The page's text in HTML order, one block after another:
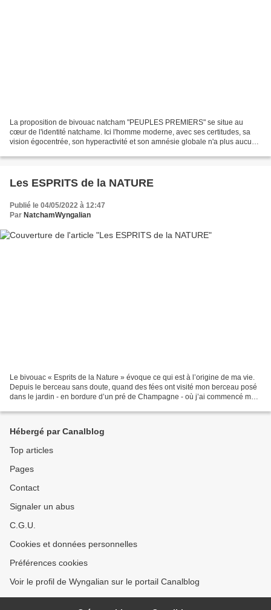
La proposition de bivouac natcham "PEUPLES PREMIERS" se situe au
cœur de l'identité natchame. Ici l'homme moderne, avec ses certitudes, sa
vision égocentrée, son hyperactivité et son amnésie globale n'a plus aucun
Les ESPRITS de la NATURE
Publié le 04/05/2022 à 12:47
Par NatchamWyngalian
Le bivouac « Esprits de la Nature » évoque ce qui est à l’origine de ma vie.
Depuis le berceau sans doute, quand des fées ont visité mon berceau posé
dans le jardin - en bordure d’un pré de Champagne - où j’ai commencé mon
Hébergé par Canalblog
Top articles
Pages
Contact
Signaler un abus
C.G.U.
Cookies et données personnelles
Préférences cookies
Voir le profil de Wyngalian sur le portail Canalblog